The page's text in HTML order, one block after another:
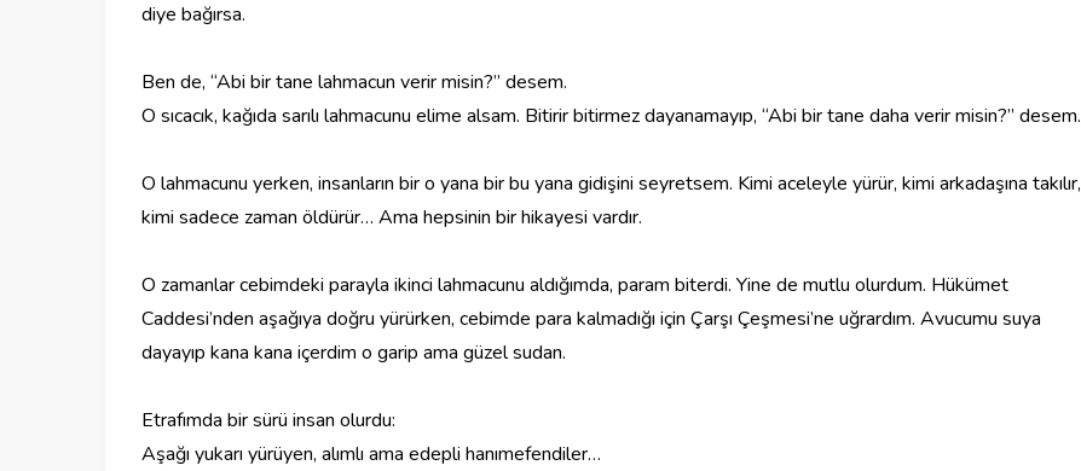
diye bağırsa.
‎Ben de, “Abi bir tane lahmacun verir misin?” desem.
‎O sıcacık, kağıda sarılı lahmacunu elime alsam. Bitirir bitirmez dayanamayıp, “Abi bir tane daha verir misin?” desem.
‎O lahmacunu yerken, insanların bir o yana bir bu yana gidişini seyretsem. Kimi aceleyle yürür, kimi arkadaşına takılır,
kimi sadece zaman öldürür… Ama hepsinin bir hikayesi vardır.
‎O zamanlar cebimdeki parayla ikinci lahmacunu aldığımda, param biterdi. Yine de mutlu olurdum. Hükümet
Caddesi’nden aşağıya doğru yürürken, cebimde para kalmadığı için Çarşı Çeşmesi’ne uğrardım. Avucumu suya
dayayıp kana kana içerdim o garip ama güzel sudan.
‎Etrafımda bir sürü insan olurdu:
‎Aşağı yukarı yürüyen, alımlı ama edepli hanımefendiler…